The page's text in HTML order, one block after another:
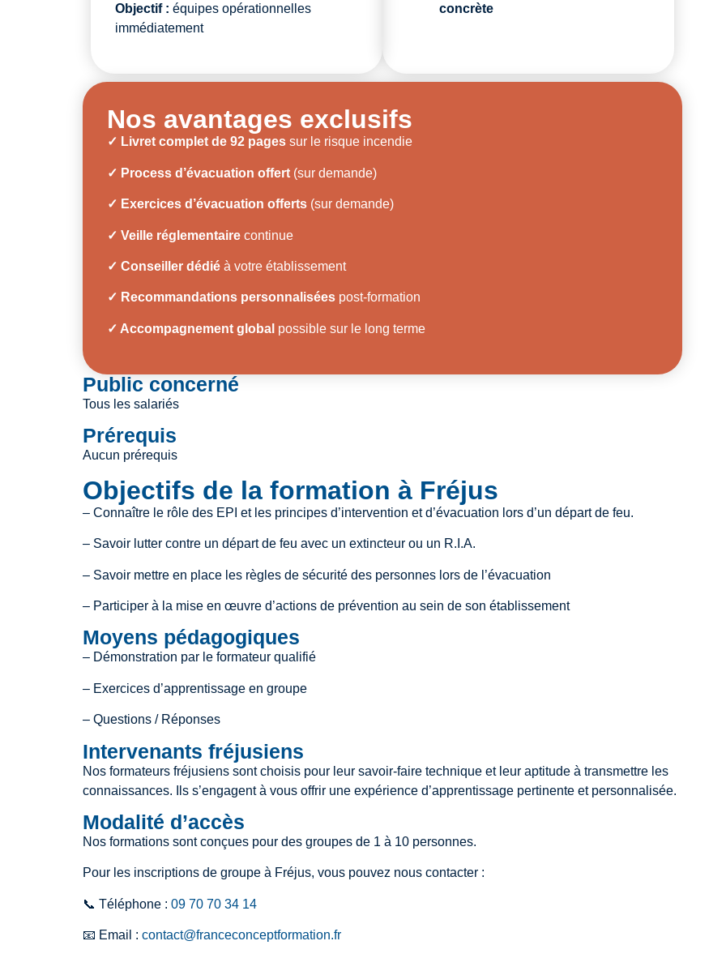
Objectif : équipes opérationnelles
immédiatement
concrète
Nos avantages exclusifs
✓ Livret complet de 92 pages sur le risque incendie
✓ Process d’évacuation offert (sur demande)
✓ Exercices d’évacuation offerts (sur demande)
✓ Veille réglementaire continue
✓ Conseiller dédié à votre établissement
✓ Recommandations personnalisées post-formation
✓ Accompagnement global possible sur le long terme
Public concerné
Tous les salariés
Prérequis
Aucun prérequis
Objectifs de la formation à Fréjus
– Connaître le rôle des EPI et les principes d’intervention et d’évacuation lors d’un départ de feu.
– Savoir lutter contre un départ de feu avec un extincteur ou un R.I.A.
– Savoir mettre en place les règles de sécurité des personnes lors de l’évacuation
– Participer à la mise en œuvre d’actions de prévention au sein de son établissement
Moyens pédagogiques
– Démonstration par le formateur qualifié
– Exercices d’apprentissage en groupe
– Questions / Réponses
Intervenants fréjusiens
Nos formateurs fréjusiens sont choisis pour leur savoir-faire technique et leur aptitude à transmettre les
connaissances. Ils s’engagent à vous offrir une expérience d’apprentissage pertinente et personnalisée.
Modalité d’accès
Nos formations sont conçues pour des groupes de 1 à 10 personnes.
Pour les inscriptions de groupe à Fréjus, vous pouvez nous contacter :
📞 Téléphone : 09 70 70 34 14
📧 Email : contact@franceconceptformation.fr